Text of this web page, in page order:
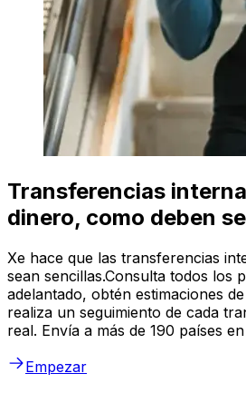
Transferencias
dinero, como deben
Xe hace que las transferencias
sean sencillas.Consulta todos los
adelantado, obtén estimaciones
realiza un seguimiento de cada
real. Envía a más de 190 países
Empezar